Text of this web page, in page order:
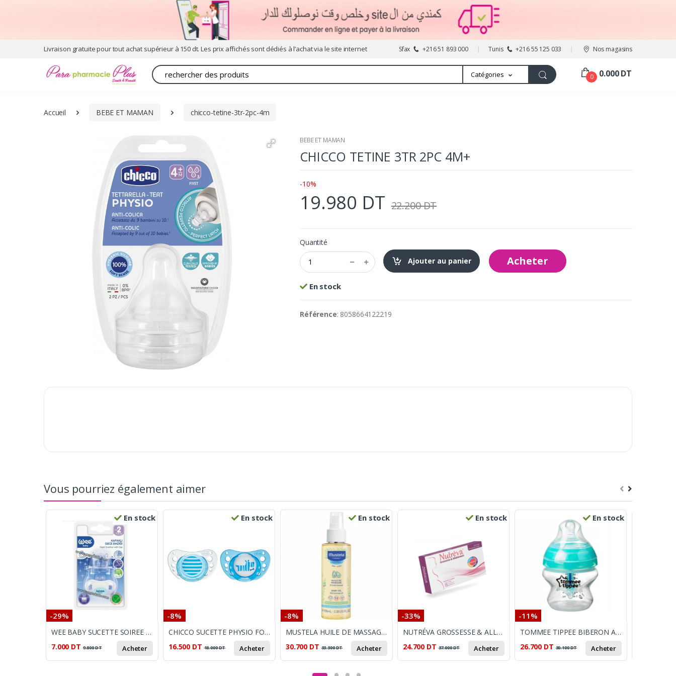
Livraison gratuite pour tout achat supérieur à 150 dt. Les prix affichés sont dédiés à l’achat via le site internet Sfax +216 51 893 000 Tunis +216 55 125 033 Nos magasins
Recherche Catégories 0 0.000 DT
Accueil BEBE ET MAMAN chicco-tetine-3tr-2pc-4m
BEBE ET MAMAN
CHICCO TETINE 3TR 2PC 4M+
-10%
19.980 DT 22.200 DT
Quantité
Ajouter au panier
Acheter
En stock
Référence: 8058664122219
Vous pourriez également aimer
En stock
-29%
WEE BABY SUCETTE SOIREE AVEC PROTECTEUR 6-18M
7.000 DT 9.800DT Acheter
En stock
-8%
CHICCO SUCETTE PHYSIO FORMA AIR BLEU 0-6M
16.500 DT 18.000DT Acheter
En stock
-8%
MUSTELA HUILE DE MASSAGE 100 ML
30.700 DT 33.300DT Acheter
En stock
-33%
NUTRÉVA GROSSESSE & ALLAITEMENT COMPLÉMENT ALIMENTAIRE
24.700 DT 37.000DT Acheter
En stock
-11%
TOMMEE TIPPEE BIBERON AAC PLASTIQUE 150ML
26.700 DT 30.100DT Acheter